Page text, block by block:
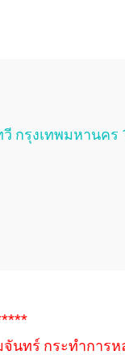
กรุงเทพมหานคร
ทร์ กระทำการห